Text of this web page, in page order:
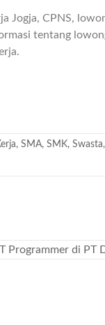
Jogja, CPNS,
tentang
, SMA, SMK, Swasta,
Programmer di PT